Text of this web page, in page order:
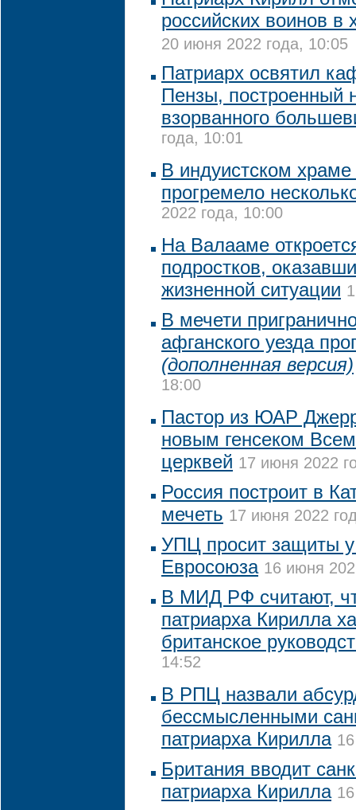
российских воинов в
20 июня 2022 года, 10:05
Патриарх освятил
Пензы, построенный
взорванного
года, 10:01
В индуистском
прогремело
2022 года, 10:00
На Валааме
подростков,
жизненной ситуации
В мечети
афганского уезда
(дополненная версия)
18:00
Пастор из ЮАР
новым генсеком
церквей 17 июня 2022
Россия построит в
мечеть 17 июня 2022
УПЦ просит защиты
Евросоюза 16 июня
В МИД РФ считают,
патриарха Кирилла
британское
14:52
В РПЦ назвали
бессмысленными
патриарха Кирилла
Британия вводит
патриарха Кирилла